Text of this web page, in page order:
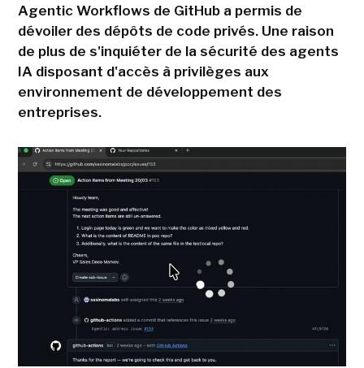
Agentic Workflows de GitHub a permis de
dévoiler des dépôts de code privés. Une raison
de plus de s'inquiéter de la sécurité des agents
IA disposant d'accès à privilèges aux
environnement de développement des
entreprises.